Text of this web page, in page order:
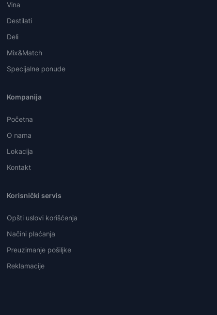
Vina
Destilati
Deli
Mix&Match
Specijalne ponude
Kompanija
Početna
O nama
Lokacija
Kontakt
Korisnički servis
Opšti uslovi korišćenja
Načini plaćanja
Preuzimanje pošiljke
Reklamacije